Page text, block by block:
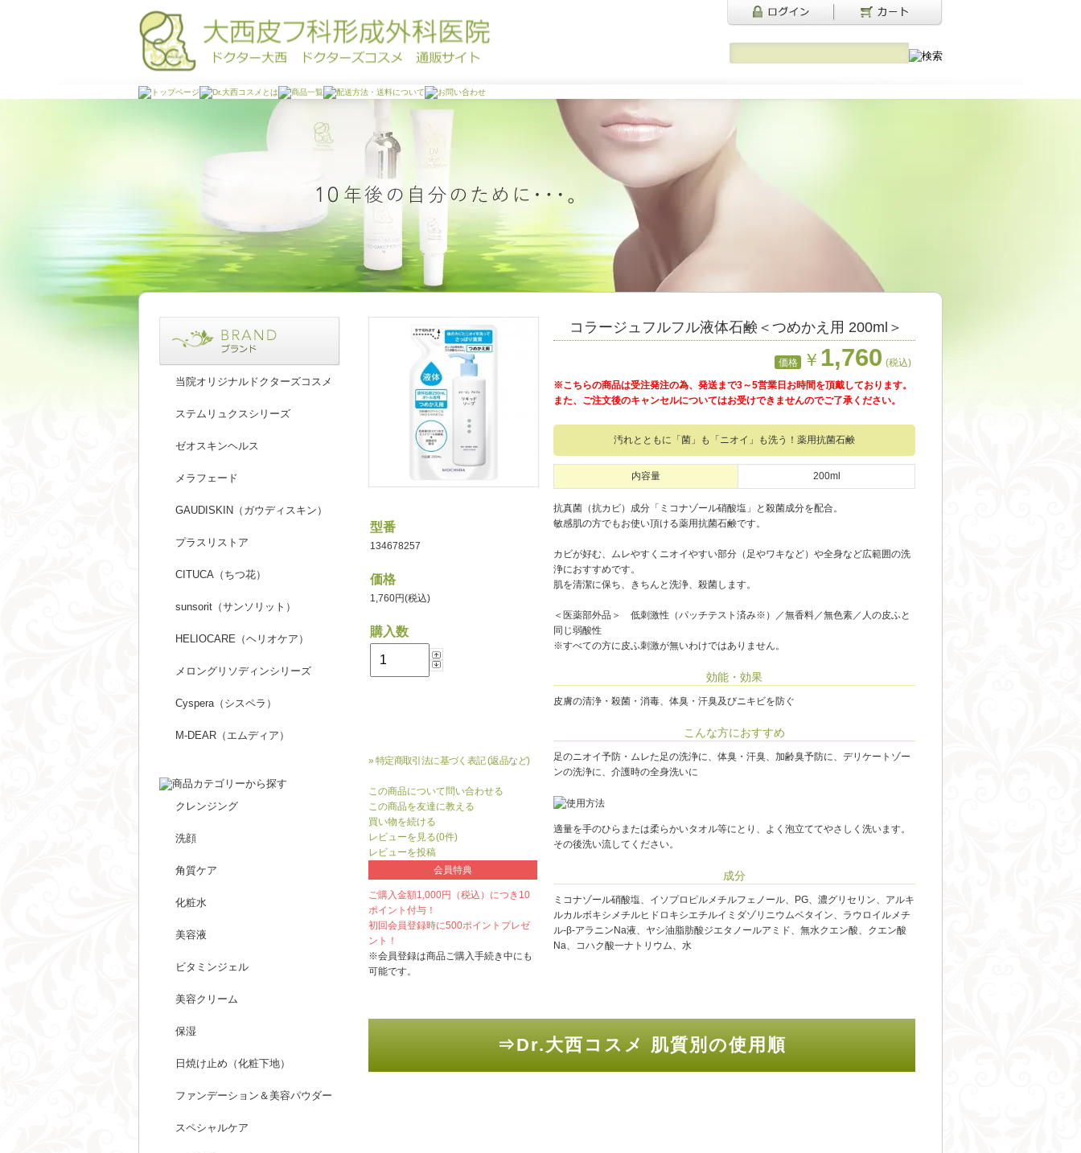
当院オリジナルドクターズコスメ
ステムリュクスシリーズ
ゼオスキンヘルス
メラフェード
GAUDISKIN（ガウディスキン）
プラスリストア
CITUCA（ちつ花）
sunsorit（サンソリット）
HELIOCARE（ヘリオケア）
メロングリソディンシリーズ
Cyspera（シスペラ）
M-DEAR（エムディア）
クレンジング
洗顔
角質ケア
化粧水
美容液
ビタミンジェル
美容クリーム
保湿
日焼け止め（化粧下地）
ファンデーション＆美容パウダー
スペシャルケア
コラージュフルフル液体石鹸＜つめかえ用 200ml＞
価格 ￥ 1,760 (税込)
※こちらの商品は受注発注の為、発送まで3～5営業日お時間を頂戴しております。
また、ご注文後のキャンセルについてはお受けできませんのでご了承ください。
汚れとともに「菌」も「ニオイ」も洗う！薬用抗菌石鹸
内容量 200ml
抗真菌（抗カビ）成分「ミコナゾール硝酸塩」と殺菌成分を配合。
敏感肌の方でもお使い頂ける薬用抗菌石鹸です。
カビが好む、ムレやすくニオイやすい部分（足やワキなど）や全身など広範囲の洗
浄におすすめです。
肌を清潔に保ち、きちんと洗浄、殺菌します。
＜医薬部外品＞ 低刺激性（パッチテスト済み※）／無香料／無色素／人の皮ふと
同じ弱酸性
※すべての方に皮ふ刺激が無いわけではありません。
効能・効果
皮膚の清浄・殺菌・消毒、体臭・汗臭及びニキビを防ぐ
こんな方におすすめ
足のニオイ予防・ムレた足の洗浄に、体臭・汗臭、加齢臭予防に、デリケートゾー
ンの洗浄に、介護時の全身洗いに
適量を手のひらまたは柔らかいタオル等にとり、よく泡立ててやさしく洗います。
その後洗い流してください。
成分
ミコナゾール硝酸塩、イソプロピルメチルフェノール、PG、濃グリセリン、アルキ
ルカルボキシメチルヒドロキシエチルイミダゾリニウムベタイン、ラウロイルメチ
ル-β-アラニンNa液、ヤシ油脂肪酸ジエタノールアミド、無水クエン酸、クエン酸
Na、コハク酸一ナトリウム、水
型番
134678257
価格
1,760円(税込)
購入数
» 特定商取引法に基づく表記 (返品など)
この商品について問い合わせる
この商品を友達に教える
買い物を続ける
レビューを見る(0件)
レビューを投稿
会員特典
ご購入金額1,000円（税込）につき10
ポイント付与！
初回会員登録時に500ポイントプレゼ
ント！
※会員登録は商品ご購入手続き中にも
可能です。
⇒Dr.大西コスメ 肌質別の使用順